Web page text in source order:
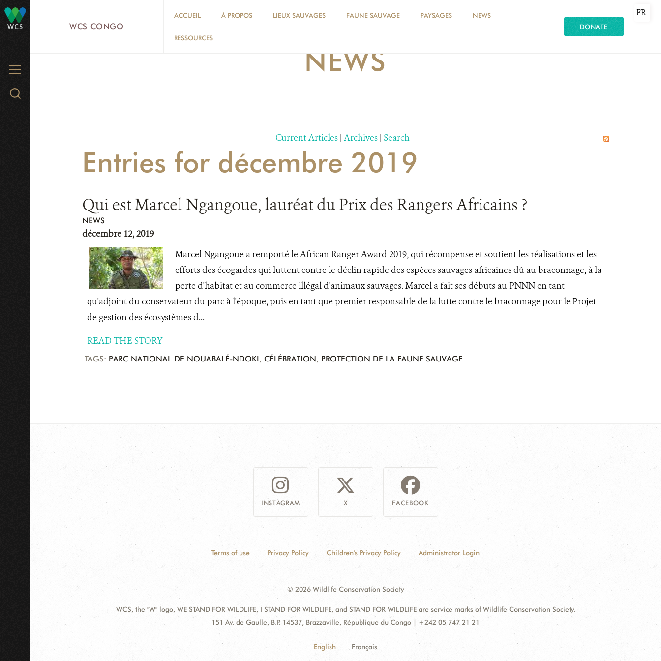
WCS
MENU
Search
WCS CONGO
ACCUEIL À PROPOS LIEUX SAUVAGES FAUNE SAUVAGE PAYSAGES NEWS
RESSOURCES
DONATE
FR
NEWS
Current Articles | Archives | Search
Entries for décembre 2019
Qui est Marcel Ngangoue, lauréat du Prix des Rangers Africains ?
NEWS
décembre 12, 2019
Marcel Ngangoue a remporté le African Ranger Award 2019, qui récompense et soutient les réalisations et les
efforts des écogardes qui luttent contre le déclin rapide des espèces sauvages africaines dû au braconnage, à la
perte d'habitat et au commerce illégal d'animaux sauvages. Marcel a fait ses débuts au PNNN en tant
qu'adjoint du conservateur du parc à l'époque, puis en tant que premier responsable de la lutte contre le braconnage pour le Projet
de gestion des écosystèmes d...
READ THE STORY
TAGS: PARC NATIONAL DE NOUABALÉ-NDOKI, CÉLÉBRATION, PROTECTION DE LA FAUNE SAUVAGE
INSTAGRAM X FACEBOOK
Terms of use Privacy Policy Children's Privacy Policy Administrator Login
© 2026 Wildlife Conservation Society
WCS, the "W" logo, WE STAND FOR WILDLIFE, I STAND FOR WILDLIFE, and STAND FOR WILDLIFE are service marks of Wildlife Conservation Society.
Address:
151 Av. de Gaulle, B.P. 14537, Brazzaville, République du Congo | +242 05 747 21 21
English Français